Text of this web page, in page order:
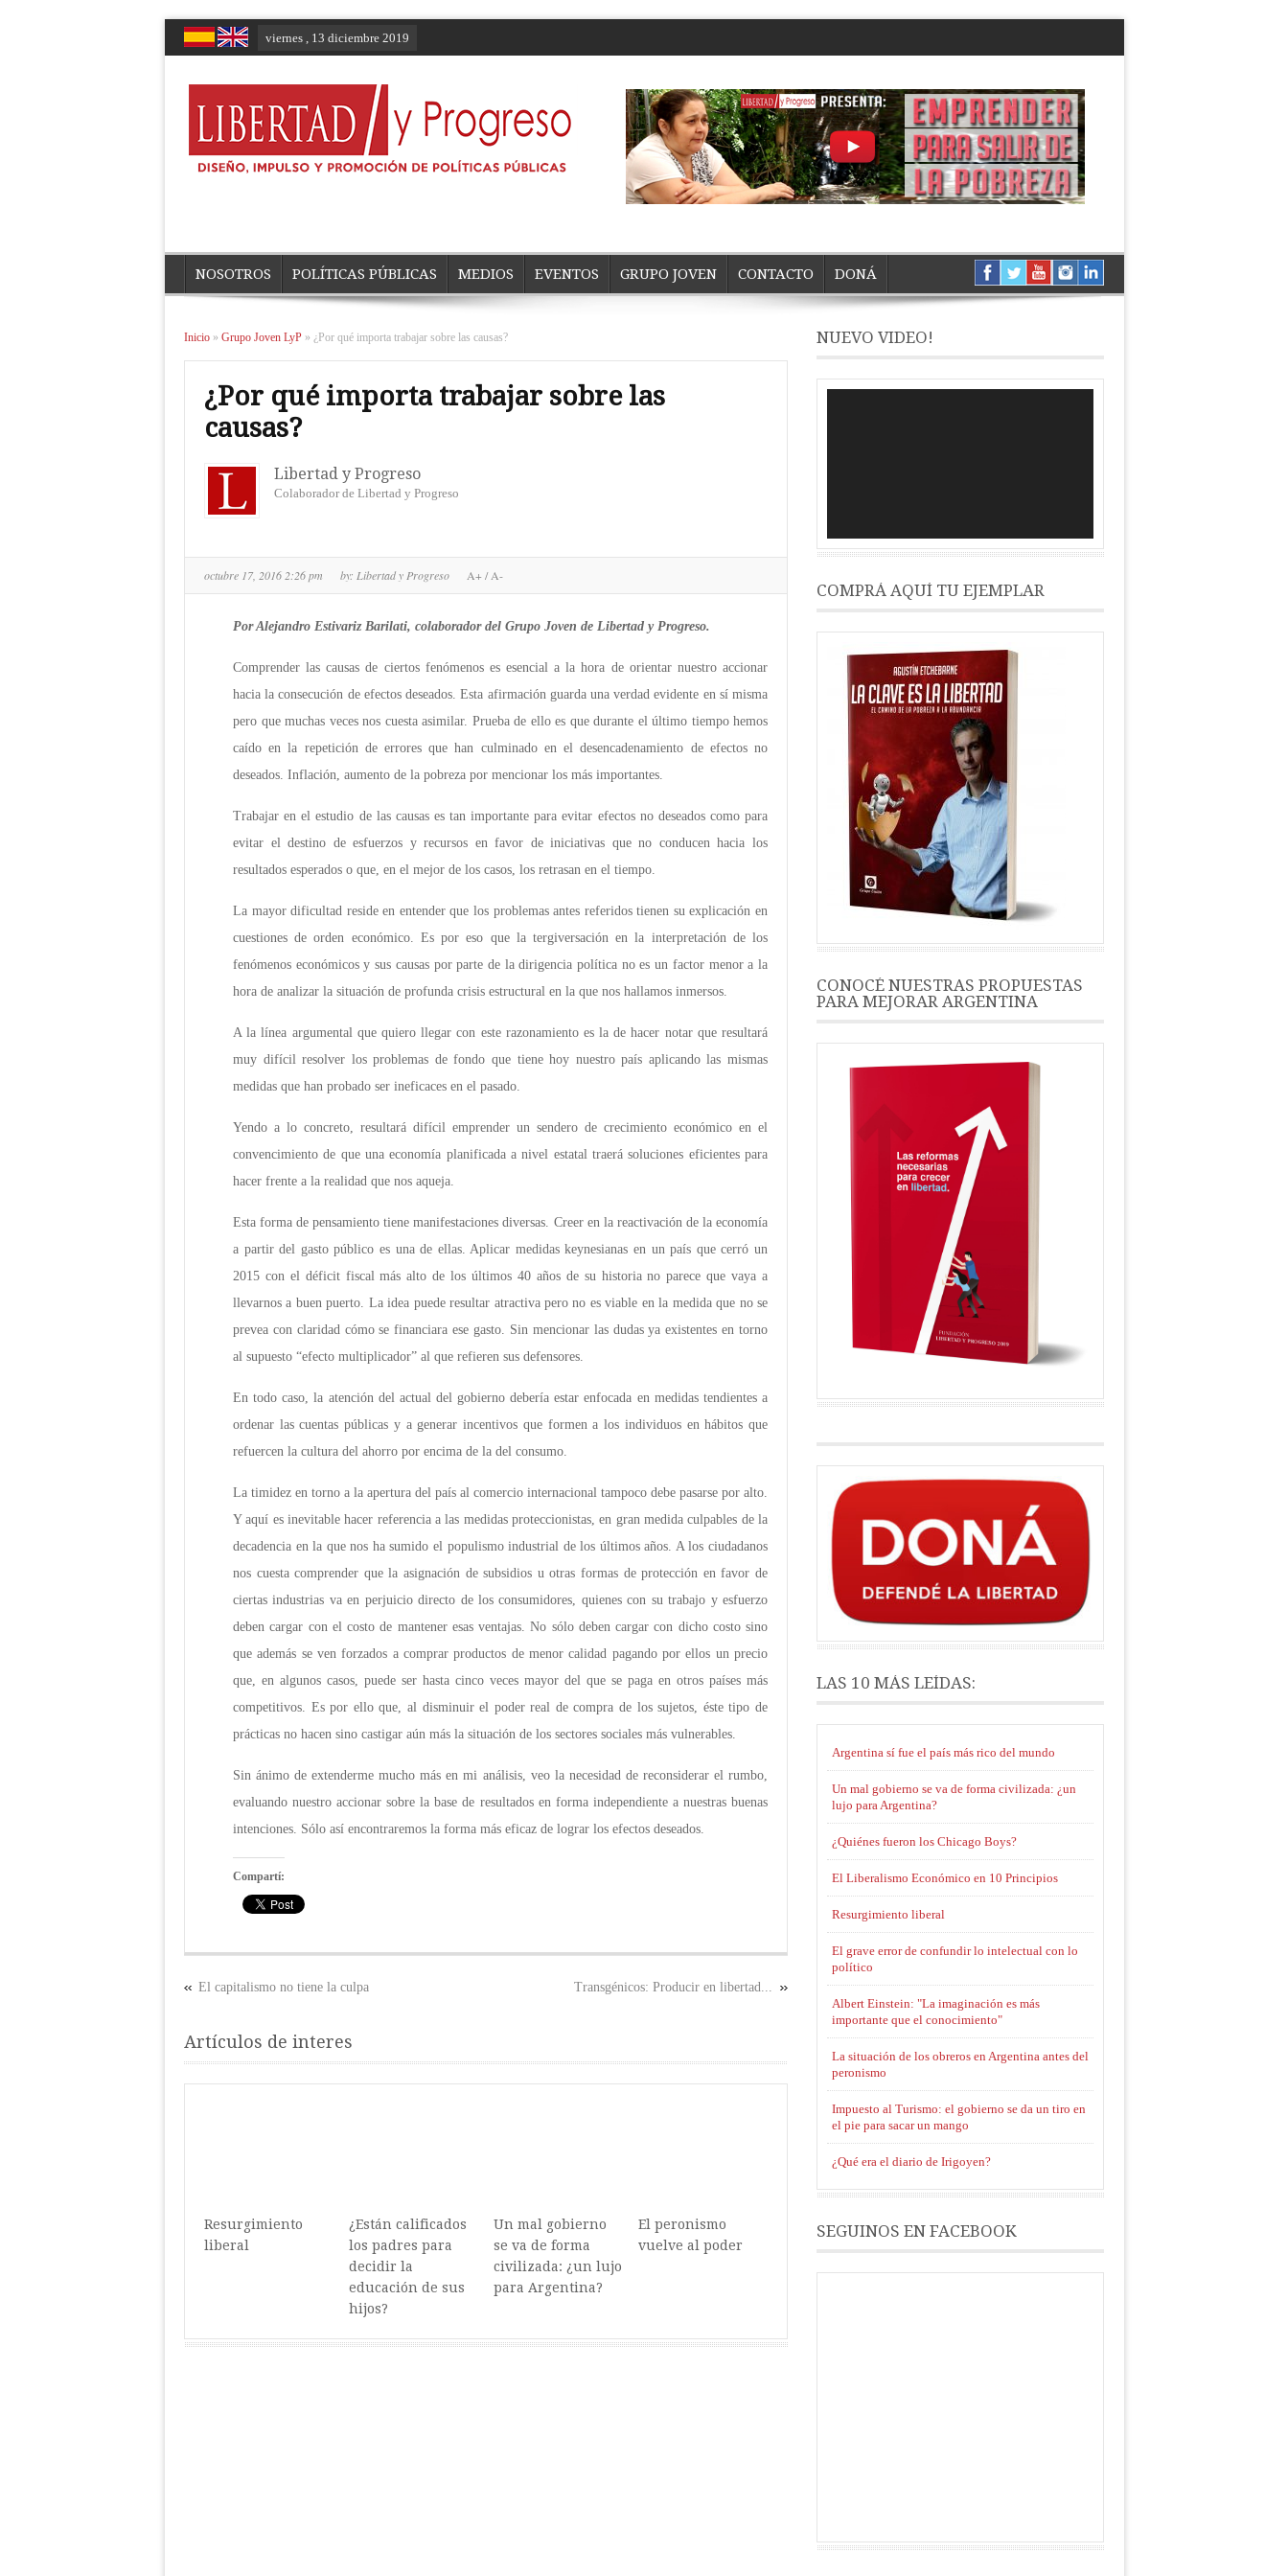
viernes , 13 diciembre 2019
NOSOTROS POLÍTICAS PÚBLICAS MEDIOS EVENTOS GRUPO JOVEN CONTACTO DONÁ
Inicio » Grupo Joven LyP » ¿Por qué importa trabajar sobre las causas?
¿Por qué importa trabajar sobre las
causas?
Libertad y Progreso
Colaborador de Libertad y Progreso
octubre 17, 2016 2:26 pm by: Libertad y Progreso A+/A-
Por Alejandro Estivariz Barilati, colaborador del Grupo Joven de Libertad y Progreso.
Comprender las causas de ciertos fenómenos es esencial a la hora de orientar nuestro accionar
hacia la consecución de efectos deseados. Esta afirmación guarda una verdad evidente en sí misma
pero que muchas veces nos cuesta asimilar. Prueba de ello es que durante el último tiempo hemos
caído en la repetición de errores que han culminado en el desencadenamiento de efectos no
deseados. Inflación, aumento de la pobreza por mencionar los más importantes.
Trabajar en el estudio de las causas es tan importante para evitar efectos no deseados como para
evitar el destino de esfuerzos y recursos en favor de iniciativas que no conducen hacia los
resultados esperados o que, en el mejor de los casos, los retrasan en el tiempo.
La mayor dificultad reside en entender que los problemas antes referidos tienen su explicación en
cuestiones de orden económico. Es por eso que la tergiversación en la interpretación de los
fenómenos económicos y sus causas por parte de la dirigencia política no es un factor menor a la
hora de analizar la situación de profunda crisis estructural en la que nos hallamos inmersos.
A la línea argumental que quiero llegar con este razonamiento es la de hacer notar que resultará
muy difícil resolver los problemas de fondo que tiene hoy nuestro país aplicando las mismas
medidas que han probado ser ineficaces en el pasado.
Yendo a lo concreto, resultará difícil emprender un sendero de crecimiento económico en el
convencimiento de que una economía planificada a nivel estatal traerá soluciones eficientes para
hacer frente a la realidad que nos aqueja.
Esta forma de pensamiento tiene manifestaciones diversas. Creer en la reactivación de la economía
a partir del gasto público es una de ellas. Aplicar medidas keynesianas en un país que cerró un
2015 con el déficit fiscal más alto de los últimos 40 años de su historia no parece que vaya a
llevarnos a buen puerto. La idea puede resultar atractiva pero no es viable en la medida que no se
prevea con claridad cómo se financiara ese gasto. Sin mencionar las dudas ya existentes en torno
al supuesto “efecto multiplicador” al que refieren sus defensores.
En todo caso, la atención del actual del gobierno debería estar enfocada en medidas tendientes a
ordenar las cuentas públicas y a generar incentivos que formen a los individuos en hábitos que
refuercen la cultura del ahorro por encima de la del consumo.
La timidez en torno a la apertura del país al comercio internacional tampoco debe pasarse por alto.
Y aquí es inevitable hacer referencia a las medidas proteccionistas, en gran medida culpables de la
decadencia en la que nos ha sumido el populismo industrial de los últimos años. A los ciudadanos
nos cuesta comprender que la asignación de subsidios u otras formas de protección en favor de
ciertas industrias va en perjuicio directo de los consumidores, quienes con su trabajo y esfuerzo
deben cargar con el costo de mantener esas ventajas. No sólo deben cargar con dicho costo sino
que además se ven forzados a comprar productos de menor calidad pagando por ellos un precio
que, en algunos casos, puede ser hasta cinco veces mayor del que se paga en otros países más
competitivos. Es por ello que, al disminuir el poder real de compra de los sujetos, éste tipo de
prácticas no hacen sino castigar aún más la situación de los sectores sociales más vulnerables.
Sin ánimo de extenderme mucho más en mi análisis, veo la necesidad de reconsiderar el rumbo,
evaluando nuestro accionar sobre la base de resultados en forma independiente a nuestras buenas
intenciones. Sólo así encontraremos la forma más eficaz de lograr los efectos deseados.
Compartí:
Transgénicos: Producir en libertad...
El capitalismo no tiene la culpa
Artículos de interes
Resurgimiento
liberal
¿Están calificados
los padres para
decidir la
educación de sus
hijos?
Un mal gobierno
se va de forma
civilizada: ¿un lujo
para Argentina?
El peronismo
vuelve al poder
NUEVO VIDEO!
COMPRÁ AQUÍ TU EJEMPLAR
CONOCÉ NUESTRAS PROPUESTAS
PARA MEJORAR ARGENTINA
LAS 10 MÁS LEÍDAS:
Argentina sí fue el país más rico del mundo
Un mal gobierno se va de forma civilizada: ¿un
lujo para Argentina?
¿Quiénes fueron los Chicago Boys?
El Liberalismo Económico en 10 Principios
Resurgimiento liberal
El grave error de confundir lo intelectual con lo
político
Albert Einstein: "La imaginación es más
importante que el conocimiento"
La situación de los obreros en Argentina antes del
peronismo
Impuesto al Turismo: el gobierno se da un tiro en
el pie para sacar un mango
¿Qué era el diario de Irigoyen?
SEGUINOS EN FACEBOOK